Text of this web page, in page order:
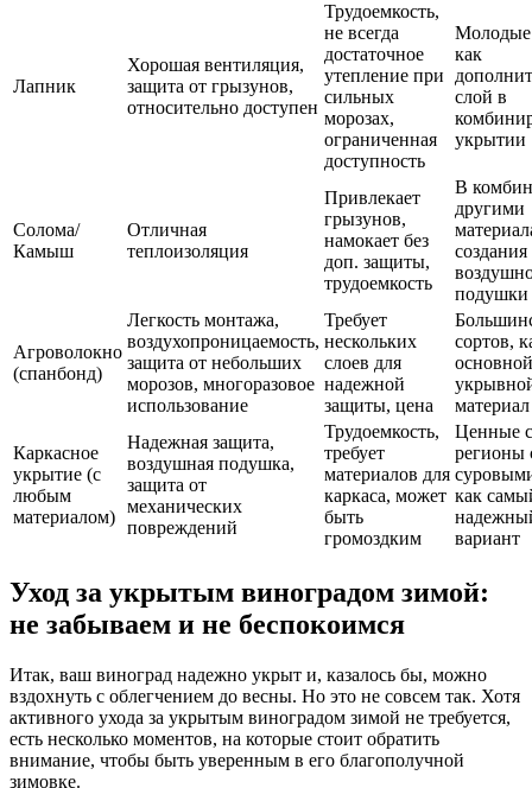
Лапник
Хорошая вентиляция,
защита от грызунов,
относительно доступен
Трудоемкость,
не всегда
достаточное
утепление при
сильных
морозах,
ограниченная
доступность
Молодые
как
слой в
укрытии
Солома/
Камыш
Отличная
теплоизоляция
Привлекает
грызунов,
намокает без
доп. защиты,
трудоемкость
В
другими
создания
подушки
Агроволокно
(спанбонд)
Легкость монтажа,
воздухопроницаемость,
защита от небольших
морозов, многоразовое
использование
Требует
нескольких
слоев для
надежной
защиты, цена
сортов,
основной
материал
Каркасное
укрытие (с
любым
материалом)
Надежная защита,
воздушная подушка,
защита от
механических
повреждений
Трудоемкость,
требует
материалов для
каркаса, может
быть
громоздким
Ценные
регионы
как
вариант
Уход за укрытым виноградом зимой:
не забываем и не беспокоимся
Итак, ваш виноград надежно укрыт и, казалось бы, можно
вздохнуть с облегчением до весны. Но это не совсем так. Хотя
активного ухода за укрытым виноградом зимой не требуется,
есть несколько моментов, на которые стоит обратить
внимание, чтобы быть уверенным в его благополучной
зимовке.